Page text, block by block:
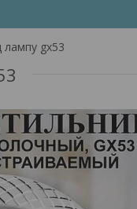
лампу gx53